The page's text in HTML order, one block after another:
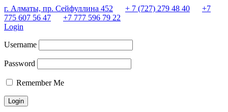
г. Алматы, пр. Сейфуллина 452 + 7 (727) 279 48 40
+7
775 607 56 47
+7 777 596 79 22
Login
Username
Password
Remember Me